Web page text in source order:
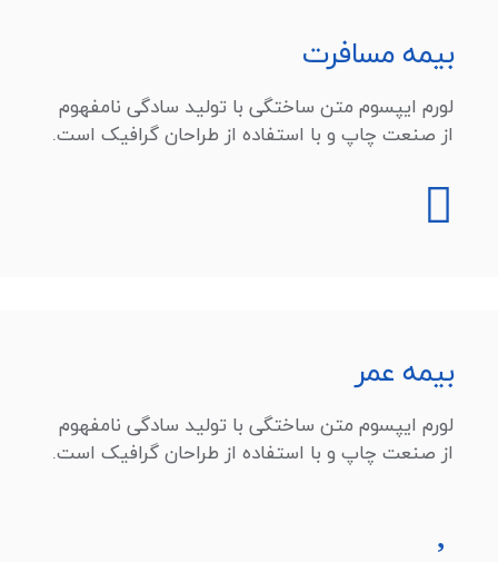
بیمه مسافرت
لورم ایپسوم متن ساختگی با تولید سادگی نامفهوم
از صنعت چاپ و با استفاده از طراحان گرافیک است.
بیمه عمر
لورم ایپسوم متن ساختگی با تولید سادگی نامفهوم
از صنعت چاپ و با استفاده از طراحان گرافیک است.